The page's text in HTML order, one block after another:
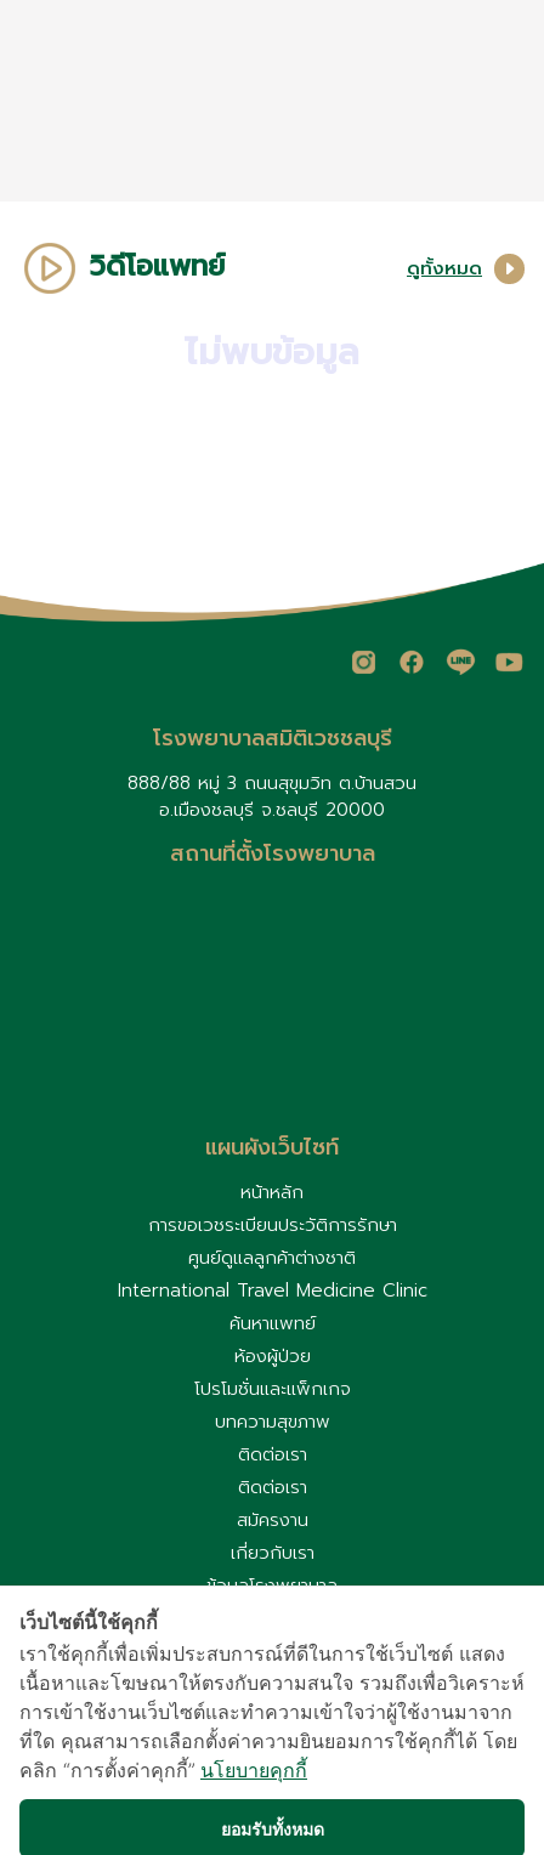
วิดีโอแพทย์ ดูทั้งหมด
ไม่พบข้อมูล
โรงพยาบาลสมิติเวชชลบุรี
888/88 หมู่ 3 ถนนสุขุมวิท ต.บ้านสวน
อ.เมืองชลบุรี จ.ชลบุรี 20000
สถานที่ตั้งโรงพยาบาล
แผนผังเว็บไซท์
หน้าหลัก
การขอเวชระเบียนประวัติการรักษา
ศูนย์ดูแลลูกค้าต่างชาติ
International Travel Medicine Clinic
ค้นหาแพทย์
ห้องผู้ป่วย
โปรโมชั่นและแพ็กเกจ
บทความสุขภาพ
ติดต่อเรา
ติดต่อเรา
สมัครงาน
เกี่ยวกับเรา
ข้อมูลโรงพยาบาล
นโยบายคุกกี้
ประกาศความเป็นส่วนตัวการใช้กล้องวงจรปิด
国际病人服务中心
车祸受害别慌，可使用《泰国强制汽车保险》（Por Ror Bor）
医疗给付
เว็บไซต์นี้ใช้คุกกี้
เราใช้คุกกี้เพื่อเพิ่มประสบการณ์ที่ดีในการใช้เว็บไซต์ แสดง
เนื้อหาและโฆษณาให้ตรงกับความสนใจ รวมถึงเพื่อวิเคราะห์
การเข้าใช้งานเว็บไซต์และทำความเข้าใจว่าผู้ใช้งานมาจาก
ที่ใด คุณสามารถเลือกตั้งค่าความยินยอมการใช้คุกกี้ได้ โดย
คลิก “การตั้งค่าคุกกี้” นโยบายคุกกี้
ยอมรับทั้งหมด